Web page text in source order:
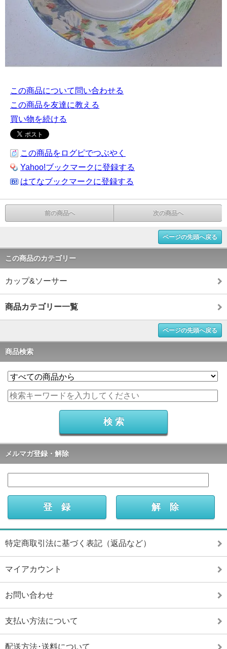
この商品について問い合わせる
この商品を友達に教える
買い物を続ける
この商品をログピでつぶやく
Yahoo!ブックマークに登録する
はてなブックマークに登録する
前の商品へ 次の商品へ
ページの先頭へ戻る
この商品のカテゴリー
カップ&ソーサー
商品カテゴリー一覧
ページの先頭へ戻る
商品検索
メルマガ登録・解除
特定商取引法に基づく表記（返品など）
マイアカウント
お問い合わせ
支払い方法について
配送方法･送料について